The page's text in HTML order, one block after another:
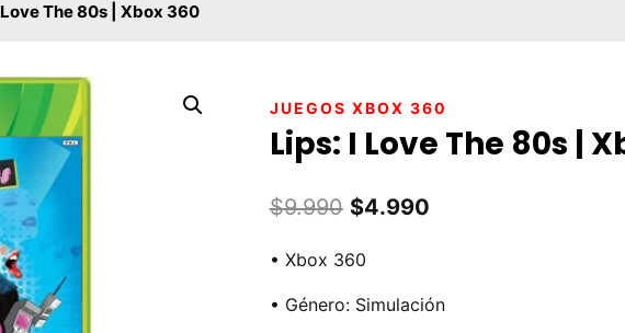
Love The 80s | Xbox 360
JUEGOS XBOX 360
Lips: I Love The 80s |
$9.990 El
era:
$4.990El
es:
• Xbox 360
• Género: Simulación